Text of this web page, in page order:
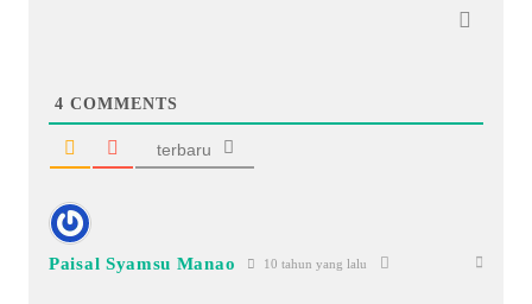
4 COMMENTS
terbaru
Paisal Syamsu Manao 10 tahun yang lalu